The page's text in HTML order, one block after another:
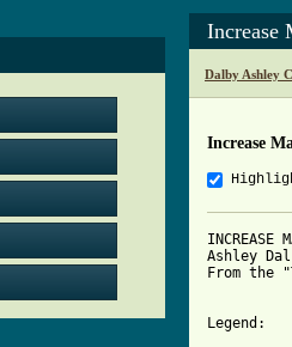
Increase
Dalby Ashley
Increase
INCREASE
Ashley
From the
Legend: